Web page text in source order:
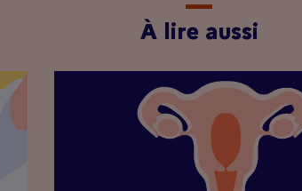
À lire aussi